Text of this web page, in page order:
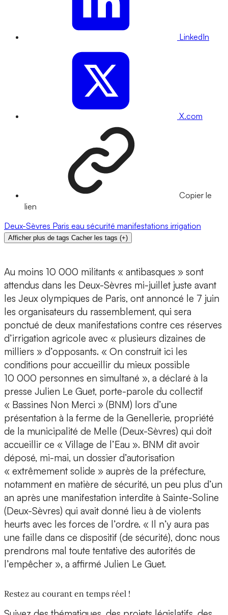
LinkedIn
X.com
Copier le
lien
Deux-Sèvres Paris eau sécurité manifestations irrigation
Afficher plus de tags Cacher les tags (+)
Au moins 10 000 militants « antibasques » sont
attendus dans les Deux-Sèvres mi-juillet juste avant
les Jeux olympiques de Paris, ont annoncé le 7 juin
les organisateurs du rassemblement, qui sera
ponctué de deux manifestations contre ces réserves
d’irrigation agricole avec « plusieurs dizaines de
milliers » d’opposants. « On construit ici les
conditions pour accueillir du mieux possible
10 000 personnes en simultané », a déclaré à la
presse Julien Le Guet, porte-parole du collectif
« Bassines Non Merci » (BNM) lors d’une
présentation à la ferme de la Genellerie, propriété
de la municipalité de Melle (Deux-Sèvres) qui doit
accueillir ce « Village de l’Eau ». BNM dit avoir
déposé, mi-mai, un dossier d’autorisation
« extrêmement solide » auprès de la préfecture,
notamment en matière de sécurité, un peu plus d’un
an après une manifestation interdite à Sainte-Soline
(Deux-Sèvres) qui avait donné lieu à de violents
heurts avec les forces de l’ordre. « Il n’y aura pas
une faille dans ce dispositif (de sécurité), donc nous
prendrons mal toute tentative des autorités de
l’empêcher », a affirmé Julien Le Guet.
Restez au courant en temps réel !